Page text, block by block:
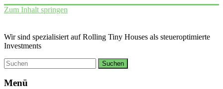
Zum Inhalt springen
Wir sind spezialisiert auf Rolling Tiny Houses als steueroptimierte
Investments
Menü